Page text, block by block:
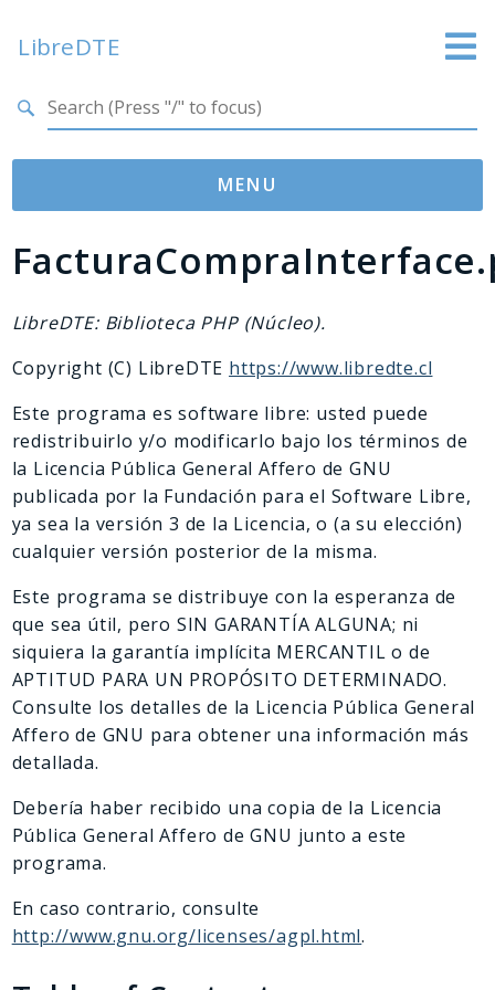
LibreDTE
LibreDTE Edición Enterprise
MENU
Namespaces
lib
Packages
LibreDTE
Reports
Deprecated
Errors
Markers
Indices
Files
LibreDTE: Biblioteca PHP (Núcleo).
Copyright (C) LibreDTE https://www.libredte.cl
Este programa es software libre: usted puede
redistribuirlo y/o modificarlo bajo los términos de
la Licencia Pública General Affero de GNU
publicada por la Fundación para el Software Libre,
ya sea la versión 3 de la Licencia, o (a su elección)
cualquier versión posterior de la misma.
Este programa se distribuye con la esperanza de
que sea útil, pero SIN GARANTÍA ALGUNA; ni
siquiera la garantía implícita MERCANTIL o de
APTITUD PARA UN PROPÓSITO DETERMINADO.
Consulte los detalles de la Licencia Pública General
Affero de GNU para obtener una información más
detallada.
Debería haber recibido una copia de la Licencia
Pública General Affero de GNU junto a este
programa.
En caso contrario, consulte
http://www.gnu.org/licenses/agpl.html.